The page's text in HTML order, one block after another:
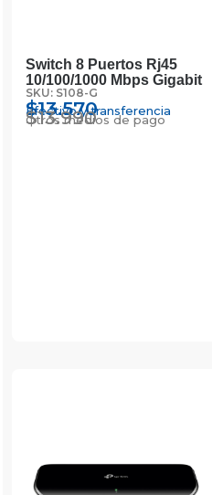
Switch 8 Puertos Rj45
10/100/1000 Mbps Gigabit
SKU: S108-G
$13.570
Efectivo y transferencia
$13.990
Otros medios de pago